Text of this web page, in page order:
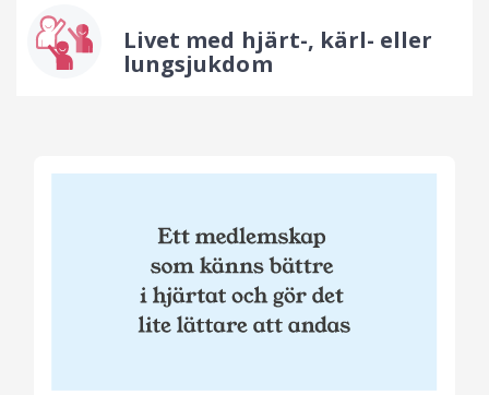
Livet med hjärt-, kärl- eller
lungsjukdom